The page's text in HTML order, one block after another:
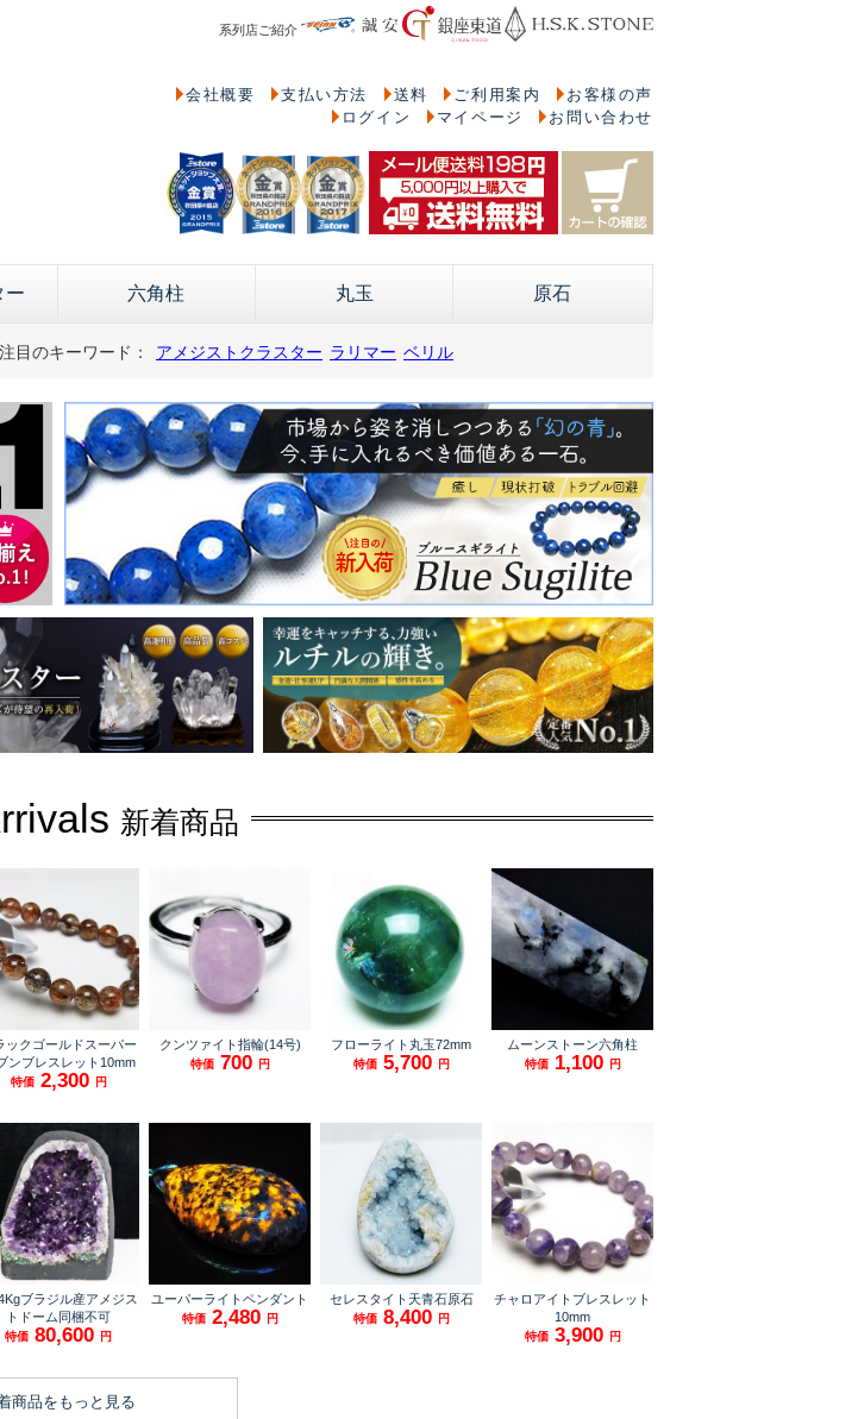
系列店ご紹介
会社概要 支払い方法 送料 ご利用案内
お客様の声
ログイン
マイページ お問い合わせ
ー 六角柱 丸玉 原石
注目のキーワード： アメジストクラスター ラリマー ベリル